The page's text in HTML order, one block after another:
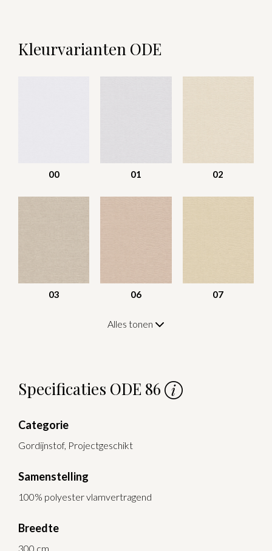
Kleurvarianten ODE
00 01 02
03 06 07
Alles tonen
Specificaties ODE 86
Categorie
Gordijnstof, Projectgeschikt
Samenstelling
100% polyester vlamvertragend
Breedte
300 cm